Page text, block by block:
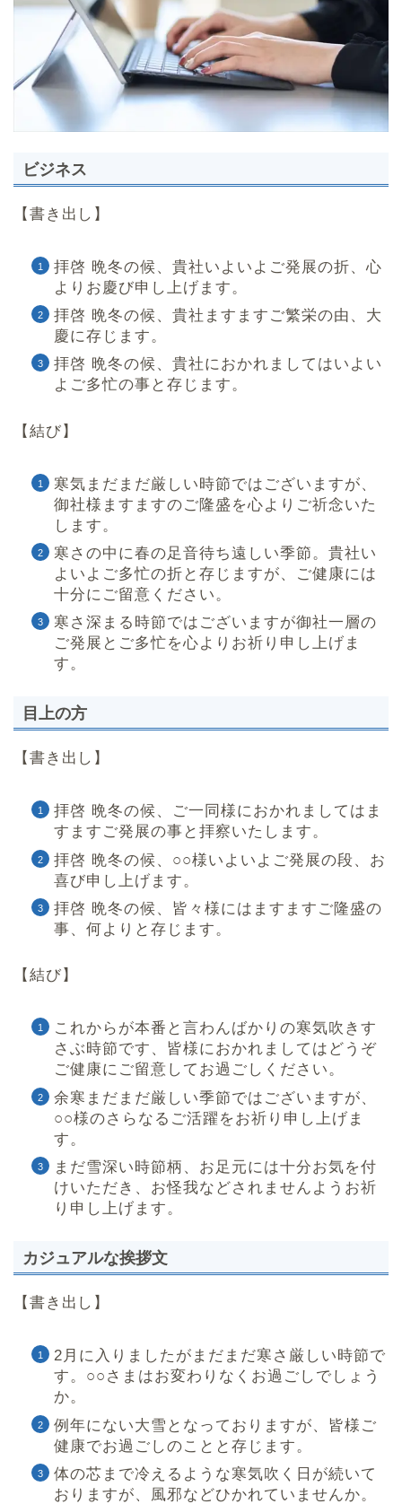
ビジネス
【書き出し】
拝啓 晩冬の候、貴社いよいよご発展の折、心
よりお慶び申し上げます。
拝啓 晩冬の候、貴社ますますご繁栄の由、大
慶に存じます。
拝啓 晩冬の候、貴社におかれましてはいよい
よご多忙の事と存じます。
【結び】
寒気まだまだ厳しい時節ではございますが、
御社様ますますのご隆盛を心よりご祈念いた
します。
寒さの中に春の足音待ち遠しい季節。貴社い
よいよご多忙の折と存じますが、ご健康には
十分にご留意ください。
寒さ深まる時節ではございますが御社一層の
ご発展とご多忙を心よりお祈り申し上げま
す。
目上の方
【書き出し】
拝啓 晩冬の候、ご一同様におかれましてはま
すますご発展の事と拝察いたします。
拝啓 晩冬の候、○○様いよいよご発展の段、お
喜び申し上げます。
拝啓 晩冬の候、皆々様にはますますご隆盛の
事、何よりと存じます。
【結び】
これからが本番と言わんばかりの寒気吹きす
さぶ時節です、皆様におかれましてはどうぞ
ご健康にご留意してお過ごしください。
余寒まだまだ厳しい季節ではございますが、
○○様のさらなるご活躍をお祈り申し上げま
す。
まだ雪深い時節柄、お足元には十分お気を付
けいただき、お怪我などされませんようお祈
り申し上げます。
カジュアルな挨拶文
【書き出し】
2月に入りましたがまだまだ寒さ厳しい時節で
す。○○さまはお変わりなくお過ごしでしょう
か。
例年にない大雪となっておりますが、皆様ご
健康でお過ごしのことと存じます。
体の芯まで冷えるような寒気吹く日が続いて
おりますが、風邪などひかれていませんか。